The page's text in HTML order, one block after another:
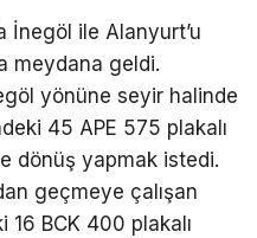
İnegöl ile Alanyurt’u
meydana geldi.
yönüne seyir halinde
45 APE 575 plakalı
dönüş yapmak istedi.
geçmeye çalışan
BCK 400 plakalı